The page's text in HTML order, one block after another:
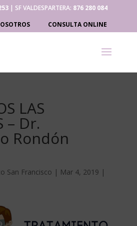
| SF VALDESPARTERA: 876 280 084
CONSULTA ONLINE
LAS
– Dr.
Rondón
San Francisco | Mar 4, 2019 |